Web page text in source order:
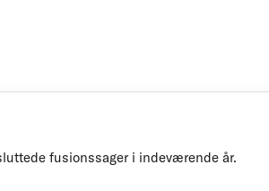
fusionssager i indeværende år.